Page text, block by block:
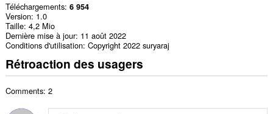
Téléchargements 6 954
Version 1.0
Taille 4,2 Mio
Dernière mise à jour 11 août 2022
Conditions d'utilisation Copyright 2022 suryaraj
Rétroaction des usagers
Comments: 2